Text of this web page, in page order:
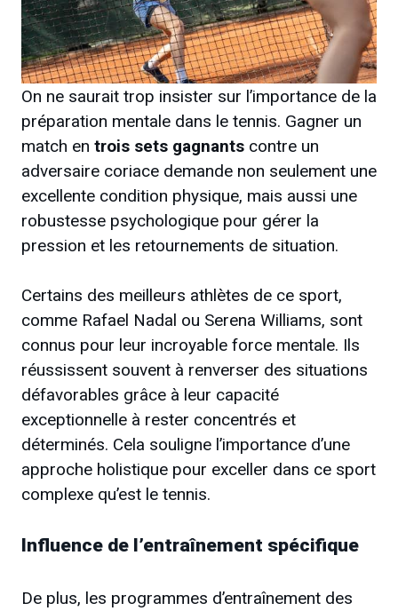
On ne saurait trop insister sur l’importance de la
préparation mentale dans le tennis. Gagner un
match en trois sets gagnants contre un
adversaire coriace demande non seulement une
excellente condition physique, mais aussi une
robustesse psychologique pour gérer la
pression et les retournements de situation.
Certains des meilleurs athlètes de ce sport,
comme Rafael Nadal ou Serena Williams, sont
connus pour leur incroyable force mentale. Ils
réussissent souvent à renverser des situations
défavorables grâce à leur capacité
exceptionnelle à rester concentrés et
déterminés. Cela souligne l’importance d’une
approche holistique pour exceller dans ce sport
complexe qu’est le tennis.
Influence de l’entraînement spécifique
De plus, les programmes d’entraînement des